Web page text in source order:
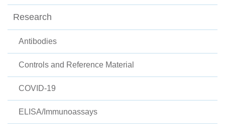
Research
Antibodies
Controls and Reference Material
COVID-19
ELISA/Immunoassays